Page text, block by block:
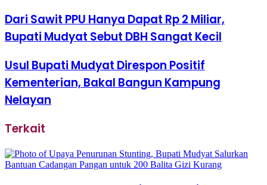
Dari Sawit PPU Hanya Dapat Rp 2 Miliar,
Bupati Mudyat Sebut DBH Sangat Kecil
Usul Bupati Mudyat Direspon Positif
Kementerian, Bakal Bangun Kampung
Nelayan
Terkait